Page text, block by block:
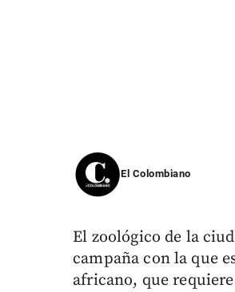
El Colombiano
El zoológico de la
campaña con la que
africano, que